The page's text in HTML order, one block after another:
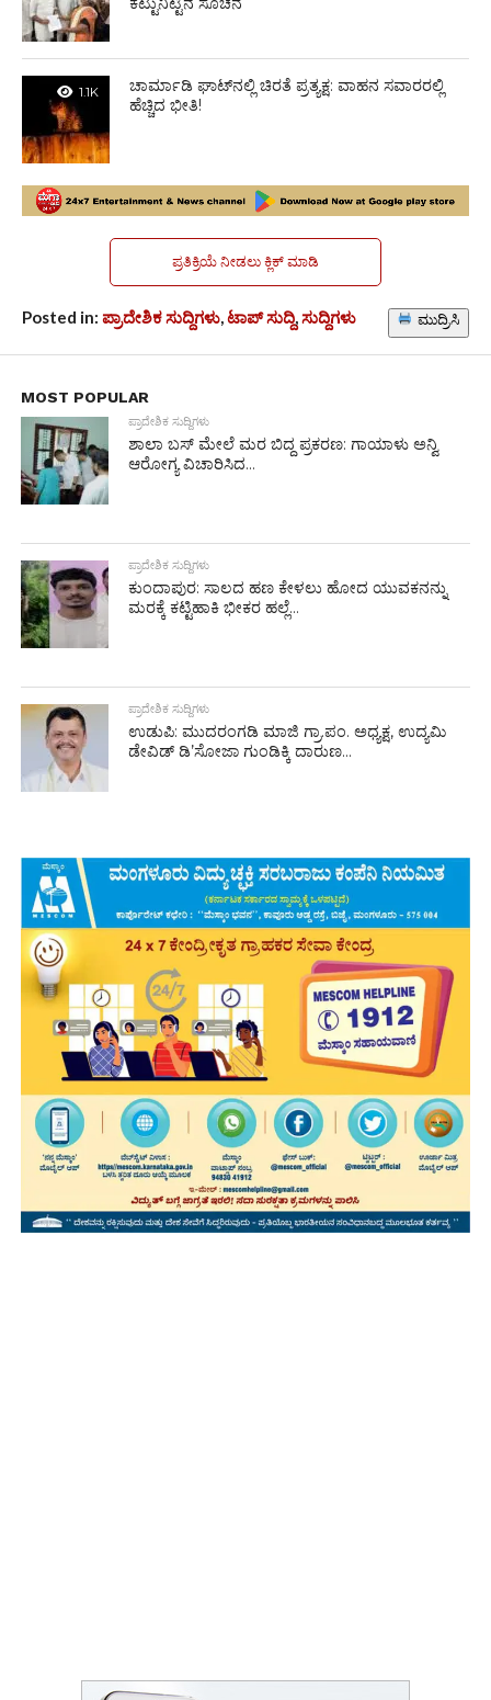
1.1K
ಚಾರ್ಮಾಡಿ ಘಾಟ್‌ನಲ್ಲಿ ಚಿರತೆ ಪ್ರತ್ಯಕ್ಷ: ವಾಹನ ಸವಾರರಲ್ಲಿ
ಹೆಚ್ಚಿದ ಭೀತಿ!
ಪ್ರತಿಕ್ರಿಯೆ ನೀಡಲು ಕ್ಲಿಕ್ ಮಾಡಿ
Posted in: ಪ್ರಾದೇಶಿಕ ಸುದ್ದಿಗಳು,ಟಾಪ್ ಸುದ್ದಿ,ಸುದ್ದಿಗಳು ಮುದ್ರಿಸಿ
MOST POPULAR
ಪ್ರಾದೇಶಿಕ ಸುದ್ದಿಗಳು
ಶಾಲಾ ಬಸ್ ಮೇಲೆ ಮರ ಬಿದ್ದ ಪ್ರಕರಣ: ಗಾಯಾಳು ಅನ್ವಿ
ಆರೋಗ್ಯ ವಿಚಾರಿಸಿದ...
ಪ್ರಾದೇಶಿಕ ಸುದ್ದಿಗಳು
ಕುಂದಾಪುರ: ಸಾಲದ ಹಣ ಕೇಳಲು ಹೋದ ಯುವಕನನ್ನು
ಮರಕ್ಕೆ ಕಟ್ಟಿಹಾಕಿ ಭೀಕರ ಹಲ್ಲೆ...
ಪ್ರಾದೇಶಿಕ ಸುದ್ದಿಗಳು
ಉಡುಪಿ: ಮುದರಂಗಡಿ ಮಾಜಿ ಗ್ರಾ.ಪಂ. ಅಧ್ಯಕ್ಷ, ಉದ್ಯಮಿ
ಡೇವಿಡ್ ಡಿ’ಸೋಜಾ ಗುಂಡಿಕ್ಕಿ ದಾರುಣ...